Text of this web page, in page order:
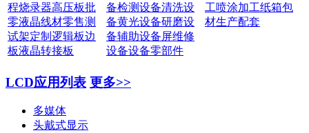
程烧录器高压板批
零液晶线材零售测
试架定制 逻辑板边
板液晶转接板
备检测设备清洗设
备黄光设备研磨设
备辅助设备屏维修
设备设备零部件
工喷涂加工纸箱包
材生产配套
LCD应用列表 更多>>
多媒体
头戴式显示